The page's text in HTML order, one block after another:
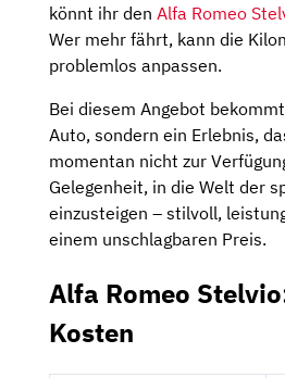
könnt ihr den Alfa Romeo
Wer mehr fährt, kann die
problemlos anpassen.
Bei diesem Angebot
Auto, sondern ein Erlebnis,
momentan nicht zur
Gelegenheit, in die Welt der
einzusteigen – stilvoll,
einem unschlagbaren Preis.
Alfa Romeo
Kosten